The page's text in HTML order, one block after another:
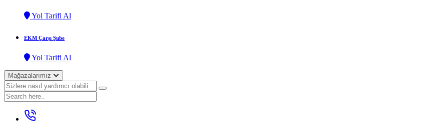
Yol Tarifi Al
EKM Çarşı Şube
Yol Tarifi Al
Mağazalarımız